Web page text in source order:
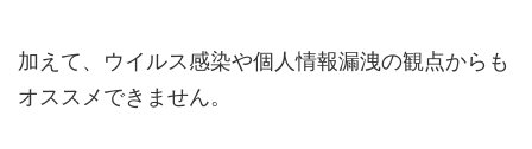
加えて、ウイルス感染や個人情報漏洩の観点からも
オススメできません。